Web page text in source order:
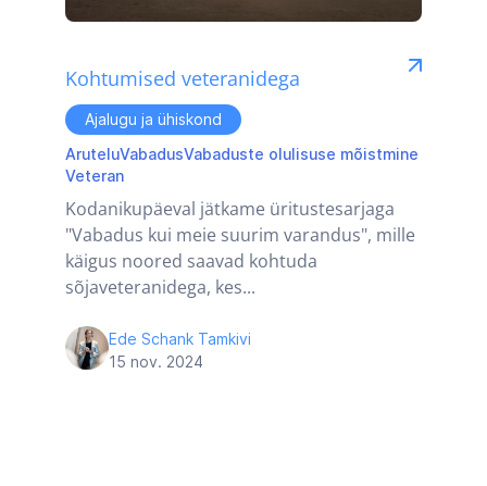
Kohtumised veteranidega
Ajalugu ja ühiskond
AruteluVabadusVabaduste olulisuse mõistmine
Veteran
Kodanikupäeval jätkame üritustesarjaga
"Vabadus kui meie suurim varandus", mille
käigus noored saavad kohtuda
sõjaveteranidega, kes...
Ede Schank Tamkivi
15 nov. 2024